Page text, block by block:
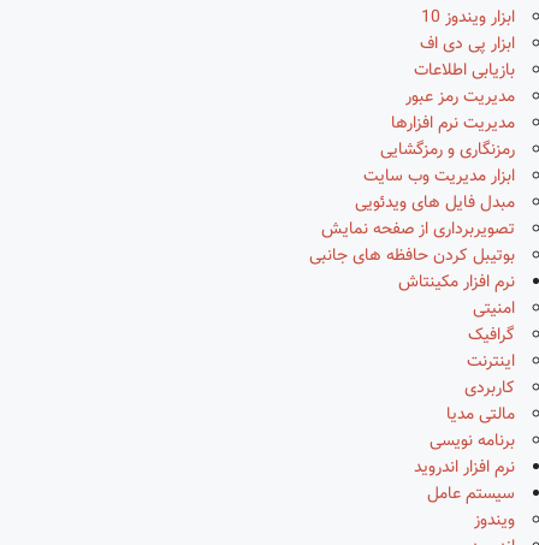
ابزار ویندوز 10
ابزار پی دی اف
بازیابی اطلاعات
مدیریت رمز عبور
مدیریت نرم افزارها
رمزنگاری و رمزگشایی
ابزار مدیریت وب سایت
مبدل فایل های ویدئویی
تصویربرداری از صفحه نمایش
بوتیبل کردن حافظه های جانبی
نرم افزار مکینتاش
امنیتی
گرافیک
اینترنت
کاربردی
مالتی مدیا
برنامه نویسی
نرم افزار اندروید
سیستم عامل
ویندوز